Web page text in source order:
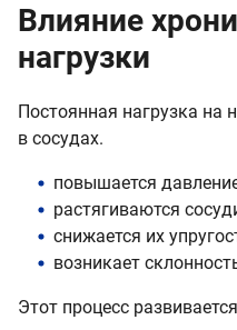
Влияние
нагрузки
Постоянная нагрузка на
в сосудах.
повышается
растягиваются
снижается их
возникает
Этот процесс